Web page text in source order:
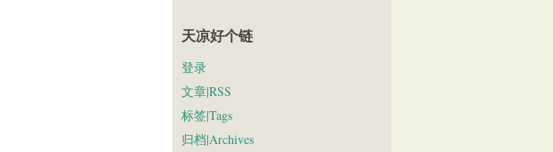
天凉好个链
登录
文章|RSS
标签|Tags
归档|Archives